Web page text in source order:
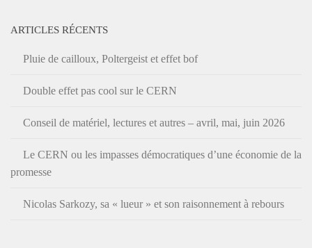
ARTICLES RÉCENTS
Pluie de cailloux, Poltergeist et effet bof
Double effet pas cool sur le CERN
Conseil de matériel, lectures et autres – avril, mai, juin 2026
Le CERN ou les impasses démocratiques d’une économie de la
promesse
Nicolas Sarkozy, sa « lueur » et son raisonnement à rebours